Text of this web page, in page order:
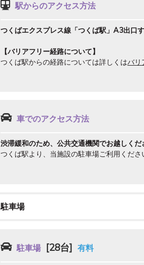
駅からのアクセス方法
つくばエクスプレス線「つくば駅」A3出口
【バリアフリー経路について】
つくば駅からの経路については詳しくはバリ
車でのアクセス方法
渋滞緩和のため、公共交通機関でお越しくだ
つくば駅より、当施設の駐車場ご利用くださ
駐車場
駐車場 [28台] 有料